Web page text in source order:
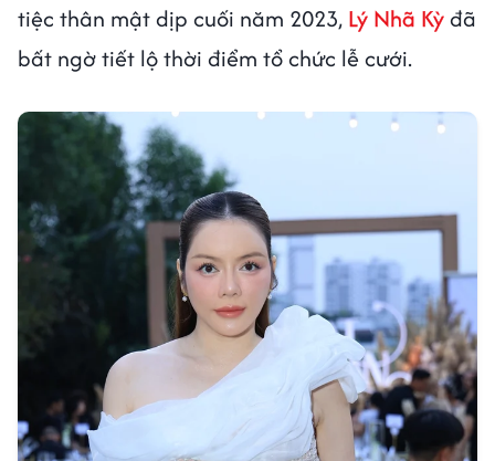
tiệc thân mật dịp cuối năm 2023, Lý Nhã Kỳđã
bất ngờ tiết lộ thời điểm tổ chức lễ cưới.